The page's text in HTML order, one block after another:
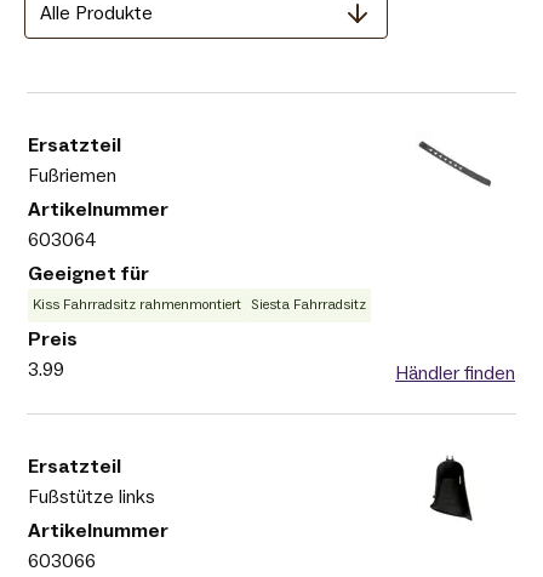
Alle Produkte
Fußriemen
603064
Kiss Fahrradsitz rahmenmontiert Siesta Fahrradsitz
3.99 Händler finden
Fußstütze links
603066